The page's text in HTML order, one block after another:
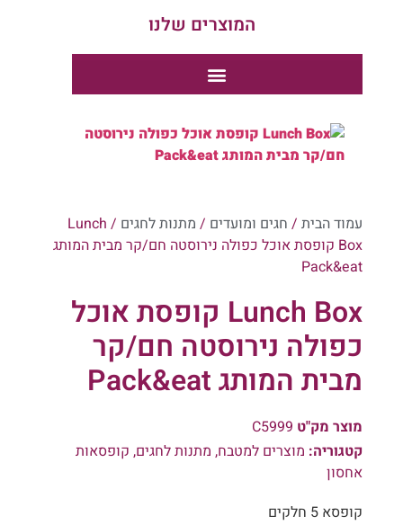
המוצרים שלנו
עמוד הבית/חגים ומועדים/מתנות לחגים
/ Lunch
Box קופסת אוכל כפולה נירוסטה חם/קר מבית המותג
Pack&eat
Lunch Box קופסת אוכל
כפולה נירוסטה חם/קר
מבית המותג Pack&eat
מוצר מק"טC5999
קטגוריה:מוצרים למטבח,מתנות לחגים,קופסאות
אחסון
קופסא 5 חלקים